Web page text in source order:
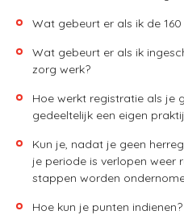
Wat gebeurt er als ik de
Wat gebeurt er als ik
zorg werk?
Hoe werkt registratie als je
gedeeltelijk een eigen
Kun je, nadat je geen
je periode is verlopen weer
stappen worden
Hoe kun je punten indienen?